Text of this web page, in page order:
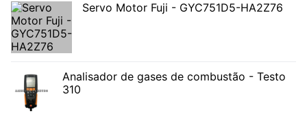
Servo Motor Fuji - GYC751D5-HA2Z76
Analisador de gases de combustão - Testo
310